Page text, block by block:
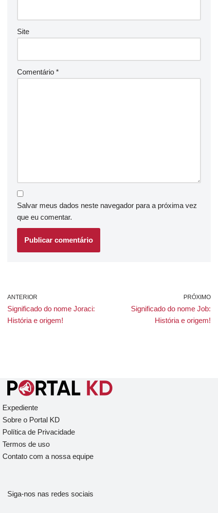
Site
Comentário *
Salvar meus dados neste navegador para a próxima vez
que eu comentar.
ANTERIOR
Significado do nome Joraci:
História e origem!
PRÓXIMO
Significado do nome Job:
História e origem!
Expediente
Sobre o Portal KD
Política de Privacidade
Termos de uso
Contato com a nossa equipe
Siga-nos nas redes sociais